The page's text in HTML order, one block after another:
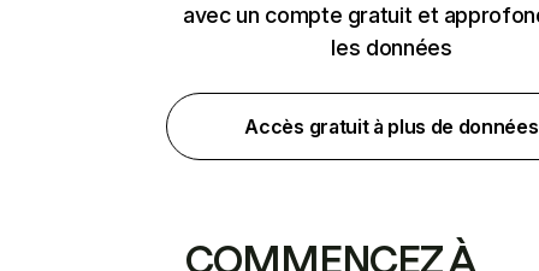
avec un compte gratuit et
les données
Accès gratuit à plus de données
COMMENCEZ À